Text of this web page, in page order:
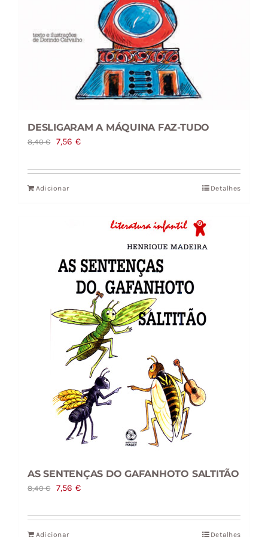
DESLIGARAM A MÁQUINA FAZ-TUDO
8,40€
O
original
era:
7,56 €O
atual
Adicionar Detalhes
AS SENTENÇAS DO GAFANHOTO SALTITÃO
8,40€
O
original
7,56 €O
atual
Adicionar Detalhes